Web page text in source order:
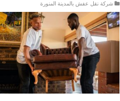
شركة نقل عفش بالمدينة المنورة